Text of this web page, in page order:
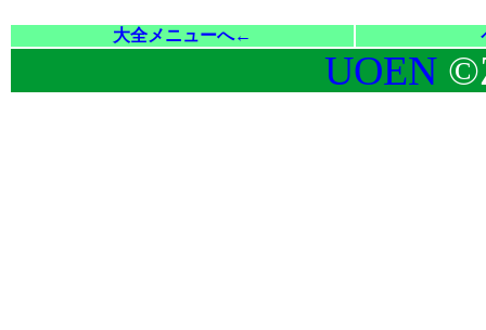
大全メニューへ←
UOEN